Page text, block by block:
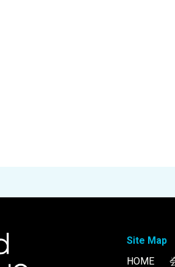
Site Map
HOME